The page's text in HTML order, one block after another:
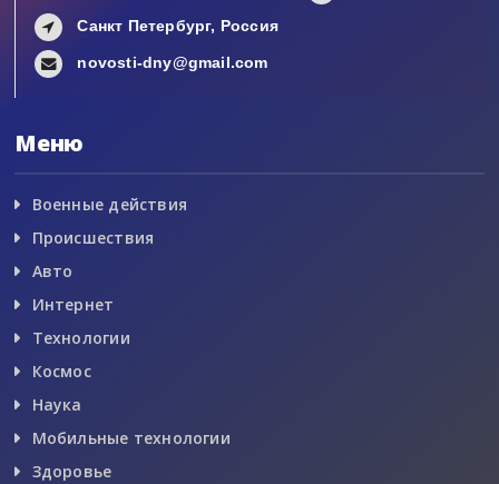
Санкт Петербург, Россия
novosti-dny@gmail.com
Меню
Военные действия
Происшествия
Авто
Интернет
Технологии
Космос
Наука
Мобильные технологии
Здоровье